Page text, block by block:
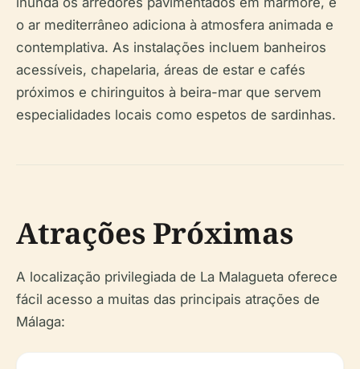
o ar mediterrâneo adiciona à atmosfera animada e
contemplativa. As instalações incluem banheiros
acessíveis, chapelaria, áreas de estar e cafés
próximos e chiringuitos à beira-mar que servem
especialidades locais como espetos de sardinhas.
Atrações Próximas
A localização privilegiada de La Malagueta oferece
fácil acesso a muitas das principais atrações de
Málaga: